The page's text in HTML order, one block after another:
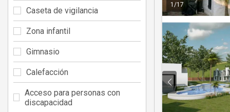
1 /17
Caseta de vigilancia
Zona infantil
Gimnasio
Calefacción
Acceso para personas con
discapacidad